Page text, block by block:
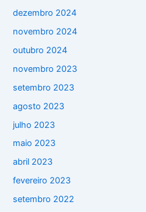
dezembro 2024
novembro 2024
outubro 2024
novembro 2023
setembro 2023
agosto 2023
julho 2023
maio 2023
abril 2023
fevereiro 2023
setembro 2022